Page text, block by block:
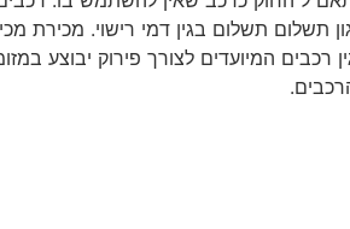
תשלום תשלום בגין דמי רישוי. מכירת
המיועדים לצורך פירוק יבוצע